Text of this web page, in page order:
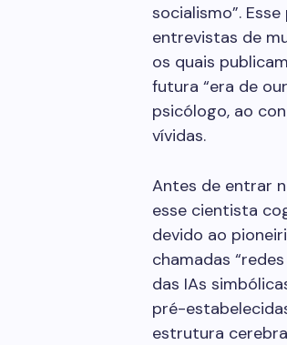
socialismo”.
entrevistas de
os quais
futura “era de
psicólogo, ao
vívidas.
Antes de entrar
esse cientista
devido ao
chamadas
das IAs
pré-
estrutura